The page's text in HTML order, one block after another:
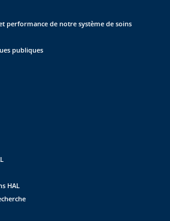
performance de notre système de soins
publiques
HAL